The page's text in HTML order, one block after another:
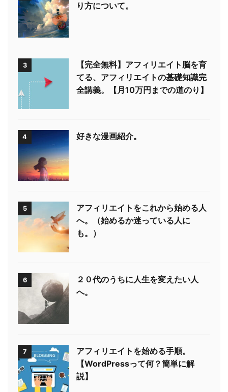
り方について。
3
【完全無料】アフィリエイト脳を育
てる、アフィリエイトの基礎知識完
全講義。【月10万円までの道のり】
4 好きな漫画紹介。
5
アフィリエイトをこれから始める人
へ。（始めるか迷っている人に
も。）
6
２０代のうちに人生を変えたい人
へ。
7
アフィリエイトを始める手順。
【WordPressって何？簡単に解
説】